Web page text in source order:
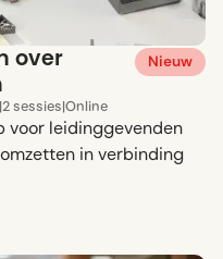
over
Nieuw
|2 sessies|Online
voor leidinggevenden
in verbinding